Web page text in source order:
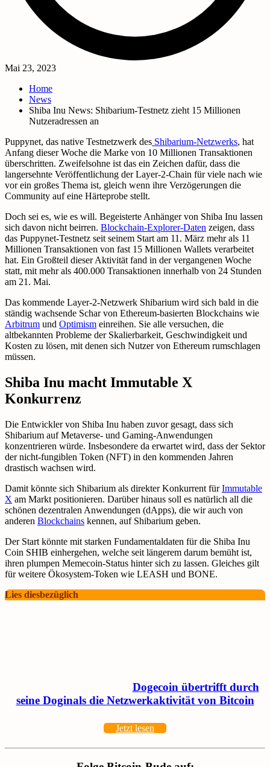
Mai 23, 2023
Home
News
Shiba Inu News: Shibarium-Testnetz zieht 15 Millionen
Nutzeradressen an
Puppynet, das native Testnetzwerk des Shibarium-Netzwerks, hat
Anfang dieser Woche die Marke von 10 Millionen Transaktionen
überschritten. Zweifelsohne ist das ein Zeichen dafür, dass die
langersehnte Veröffentlichung der Layer-2-Chain für viele nach wie
vor ein großes Thema ist, gleich wenn ihre Verzögerungen die
Community auf eine Härteprobe stellt.
Doch sei es, wie es will. Begeisterte Anhänger von Shiba Inu lassen
sich davon nicht beirren. Blockchain-Explorer-Daten zeigen, dass
das Puppynet-Testnetz seit seinem Start am 11. März mehr als 11
Millionen Transaktionen von fast 15 Millionen Wallets verarbeitet
hat. Ein Großteil dieser Aktivität fand in der vergangenen Woche
statt, mit mehr als 400.000 Transaktionen innerhalb von 24 Stunden
am 21. Mai.
Das kommende Layer-2-Netzwerk Shibarium wird sich bald in die
ständig wachsende Schar von Ethereum-basierten Blockchains wie
Arbitrum und Optimism einreihen. Sie alle versuchen, die
altbekannten Probleme der Skalierbarkeit, Geschwindigkeit und
Kosten zu lösen, mit denen sich Nutzer von Ethereum rumschlagen
müssen.
Shiba Inu macht Immutable X
Konkurrenz
Die Entwickler von Shiba Inu haben zuvor gesagt, dass sich
Shibarium auf Metaverse- und Gaming-Anwendungen
konzentrieren würde. Insbesondere da erwartet wird, dass der Sektor
der nicht-fungiblen Token (NFT) in den kommenden Jahren
drastisch wachsen wird.
Damit könnte sich Shibarium als direkter Konkurrent fürImmutable
X am Markt positionieren. Darüber hinaus soll es natürlich all die
schönen dezentralen Anwendungen (dApps), die wir auch von
anderen Blockchains kennen, auf Shibarium geben.
Der Start könnte mit starken Fundamentaldaten für die Shiba Inu
Coin SHIB einhergehen, welche seit längerem darum bemüht ist,
ihren plumpen Memecoin-Status hinter sich zu lassen. Gleiches gilt
für weitere Ökosystem-Token wie LEASH und BONE.
Lies diesbezüglich
Dogecoin übertrifft durch
seine Doginals die Netzwerkaktivität von Bitcoin
Jetzt lesen